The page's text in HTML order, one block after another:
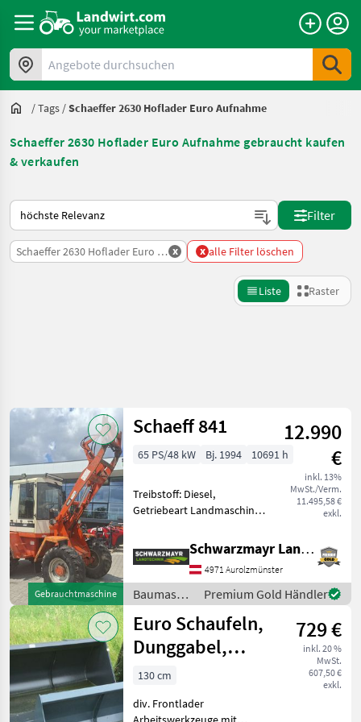
Angebote durchsuchen
/Tags /Schaeffer 2630 Hoflader Euro Aufnahme
Schaeffer 2630 Hoflader Euro Aufnahme gebraucht kaufen
& verkaufen
So wird auf Landwirt.com sortiert
Filter
Schaeffer 2630 Hoflader Euro Aufnahme
x x alle Filter löschen
Liste Raster
Kategorie 2 Land Filter
AKTUELLER
PFAD
Schaeffer
2630
Hoflader
Euro
Aufnahme
KATEGORIE
WÄHLEN
Landtechnik
1.047
Bautechnik
131
Forsttechnik
114
Zurücksetzen
Ergebnisse
anzeigen
Gebrauchtmaschine
Schaeff 841
12.990
€
inkl. 13%
MwSt./Verm.
11.495,58 €
exkl.
65 PS/48 kW Bj. 1994 10691 h
Treibstoff: Diesel,
Getriebeart Landmaschine:
Geräteverriegelung, Kabine,
Schnellwechselrahmen,
Zusatz-Hydraulikkreis EDV:
72177; Radlader - m
Schwarzmayr Landtechnik GmbH - Aurolzmünster
4971 Aurolzmünster
Baumaschinen
/ Schaeff
Premium Gold Händler
Euro Schaufeln,
Dunggabel,
Ballengreifer
729 €
inkl. 20 %
MwSt.
607,50 €
exkl.
130 cm
div. Frontlader